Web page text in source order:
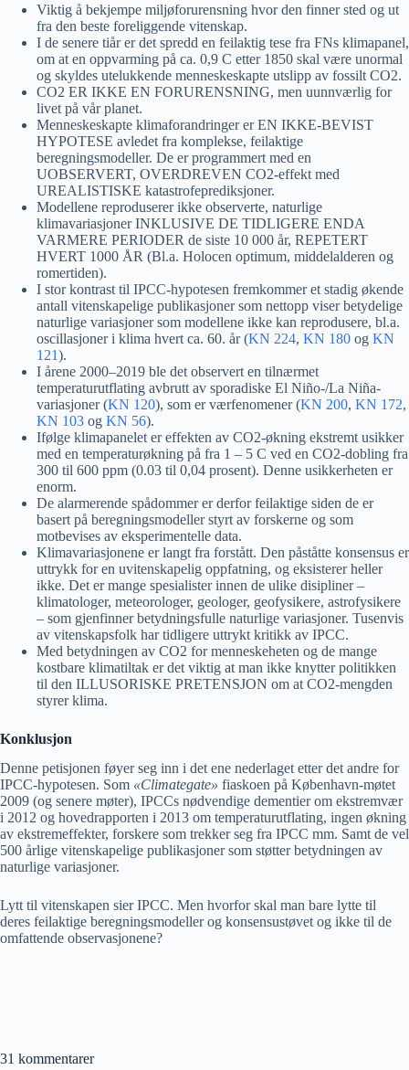
Viktig å bekjempe miljøforurensning hvor den finner sted og ut
fra den beste foreliggende vitenskap.
I de senere tiår er det spredd en feilaktig tese fra FNs klimapanel,
om at en oppvarming på ca. 0,9 C etter 1850 skal være unormal
og skyldes utelukkende menneskeskapte utslipp av fossilt CO2.
CO2 ER IKKE EN FORURENSNING, men uunnværlig for
livet på vår planet.
Menneskeskapte klimaforandringer er EN IKKE-BEVIST
HYPOTESE avledet fra komplekse, feilaktige
beregningsmodeller. De er programmert med en
UOBSERVERT, OVERDREVEN CO2-effekt med
UREALISTISKE katastrofeprediksjoner.
Modellene reproduserer ikke observerte, naturlige
klimavariasjoner INKLUSIVE DE TIDLIGERE ENDA
VARMERE PERIODER de siste 10 000 år, REPETERT
HVERT 1000 ÅR (Bl.a. Holocen optimum, middelalderen og
romertiden).
I stor kontrast til IPCC-hypotesen fremkommer et stadig økende
antall vitenskapelige publikasjoner som nettopp viser betydelige
naturlige variasjoner som modellene ikke kan reprodusere, bl.a.
oscillasjoner i klima hvert ca. 60. år (KN 224, KN 180 og KN
121).
I årene 2000–2019 ble det observert en tilnærmet
temperaturutflating avbrutt av sporadiske El Niño-/La Niña-
variasjoner (KN 120), som er værfenomener (KN 200, KN 172,
KN 103 og KN 56).
Ifølge klimapanelet er effekten av CO2-økning ekstremt usikker
med en temperaturøkning på fra 1 – 5 C ved en CO2-dobling fra
300 til 600 ppm (0.03 til 0,04 prosent). Denne usikkerheten er
enorm.
De alarmerende spådommer er derfor feilaktige siden de er
basert på beregningsmodeller styrt av forskerne og som
motbevises av eksperimentelle data.
Klimavariasjonene er langt fra forstått. Den påståtte konsensus er
uttrykk for en uvitenskapelig oppfatning, og eksisterer heller
ikke. Det er mange spesialister innen de ulike disipliner –
klimatologer, meteorologer, geologer, geofysikere, astrofysikere
– som gjenfinner betydningsfulle naturlige variasjoner. Tusenvis
av vitenskapsfolk har tidligere uttrykt kritikk av IPCC.
Med betydningen av CO2 for menneskeheten og de mange
kostbare klimatiltak er det viktig at man ikke knytter politikken
til den ILLUSORISKE PRETENSJON om at CO2-mengden
styrer klima.
Konklusjon
Denne petisjonen føyer seg inn i det ene nederlaget etter det andre for
IPCC-hypotesen. Som «Climategate» fiaskoen på København-møtet
2009 (og senere møter), IPCCs nødvendige dementier om ekstremvær
i 2012 og hovedrapporten i 2013 om temperaturutflating, ingen økning
av ekstremeffekter, forskere som trekker seg fra IPCC mm. Samt de vel
500 årlige vitenskapelige publikasjoner som støtter betydningen av
naturlige variasjoner.
Lytt til vitenskapen sier IPCC. Men hvorfor skal man bare lytte til
deres feilaktige beregningsmodeller og konsensustøvet og ikke til de
omfattende observasjonene?
31 kommentarer